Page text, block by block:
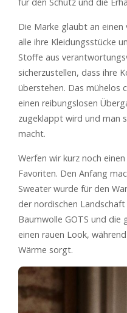
Die Marke glaubt an
alle ihre Kleidungsstücke
Stoffe aus
sicherzustellen, dass ihre
überstehen. Das mühelos
einen reibungslosen
zugeklappt wird und man
macht.
Werfen wir kurz noch
Favoriten. Den Anfang
Sweater wurde für den
der nordischen
Baumwolle GOTS und
einen rauen Look,
Wärme sorgt.